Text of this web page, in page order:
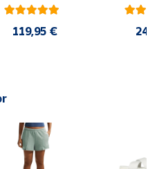
NEGRO JR6303
HOMBRE
119,95 €